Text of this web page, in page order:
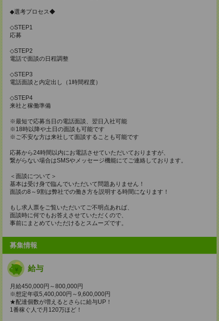
◆選考プロセス◆
◇STEP1
応募
◇STEP2
電話で面談の日程調整
◇STEP3
電話面談と内定出し（1時間程度）
◇STEP4
来社と稼働準備
※最短で応募当日の電話面談、翌日入社可能
※18時以降や土日の面談も可能です
※ご不安な方は来社して面談することも可能です
応募から24時間以内にお電話させていただいておりますが、
繋がらない場合はSMSやメッセージ機能にてご連絡しております。
＜面談について＞
基本は受け身で臨んでいただいて問題ありません！
面談の8～9割は弊社での働き方を説明する時間になります！
もし求人票をご覧いただいてご不明点あれば、
面談時に何でもお答えさせていただくので、
事前にまとめていただけるとスムーズです。
募集情報
給与
月給450,000円～800,000円
※想定年収5,400,000円～9,600,000円
★配達個数が増えるとさらに給与UP！
1番稼ぐ人で月120万ほど！